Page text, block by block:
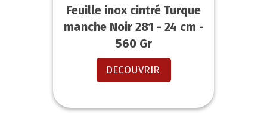
Feuille inox cintré Turque
manche Noir 281 - 24 cm -
560 Gr
DECOUVRIR